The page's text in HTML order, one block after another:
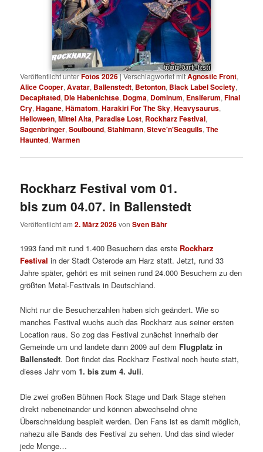
Veröffentlicht unterFotos 2026|Verschlagwortet mitAgnostic Front,
Alice Cooper,Avatar, Ballenstedt, Betonton, Black Label Society,
Decapitated, Die Habenichtse, Dogma, Dominum, Ensiferum,Final
Cry,Hagane,Hämatom,Harakiri For The Sky,Heavysaurus,
Helloween,Mittel Alta, Paradise Lost, Rockharz Festival,
Sagenbringer,Soulbound,Stahlmann,Steve'n'Seagulls,The
Haunted,Warmen
Rockharz Festival vom 01.
bis zum 04.07. in Ballenstedt
Veröffentlicht am2. März 2026vonSven Bähr
1993 fand mit rund 1.400 Besuchern das erste Rockharz
Festival in der Stadt Osterode am Harz statt.Jetzt, rund 33
Jahre später, gehört es mit seinen rund 24.000 Besuchern zu den
größten Metal-Festivals in Deutschland.
Nicht nur die Besucherzahlen haben sich geändert. Wie so
manches Festival wuchs auch das Rockharz aus seiner ersten
Location raus. So zog das Festival zunächst innerhalb der
Gemeinde um und landete dann 2009 auf dem Flugplatz in
Ballenstedt. Dort findet das Rockharz Festival noch heute statt,
dieses Jahr vom1. bis zum 4. Juli.
Die zwei großen Bühnen Rock Stage und Dark Stage stehen
direkt nebeneinander und können abwechselnd ohne
Überschneidung bespielt werden. Den Fans ist es damit möglich,
nahezu alle Bands des Festival zu sehen. Und das sind wieder
jede Menge…